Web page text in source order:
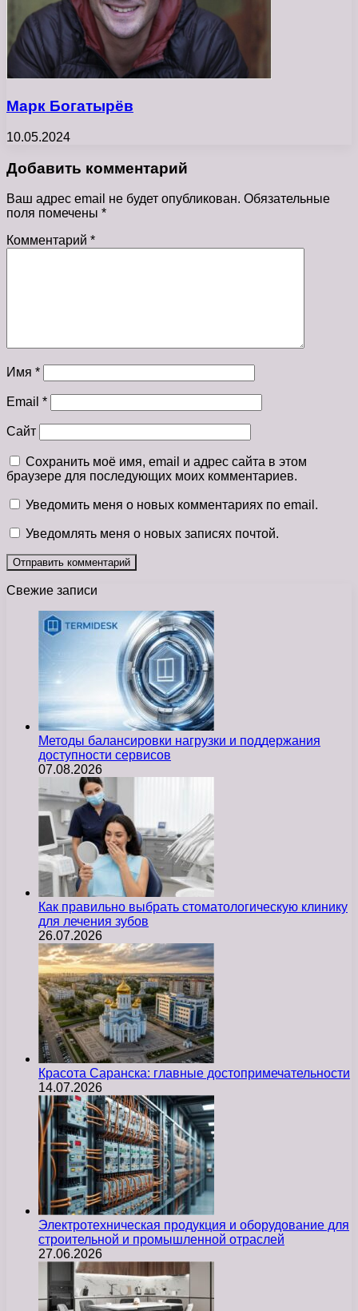
Марк Богатырёв
10.05.2024
Добавить комментарий
Ваш адрес email не будет опубликован. Обязательные
поля помечены *
Комментарий *
Имя *
Email *
Сайт
Сохранить моё имя, email и адрес сайта в этом
браузере для последующих моих комментариев.
Уведомить меня о новых комментариях по email.
Уведомлять меня о новых записях почтой.
Свежие записи
Методы балансировки нагрузки и поддержания
доступности сервисов
07.08.2026
Как правильно выбрать стоматологическую клинику
для лечения зубов
26.07.2026
Красота Саранска: главные достопримечательности
14.07.2026
Электротехническая продукция и оборудование для
строительной и промышленной отраслей
27.06.2026